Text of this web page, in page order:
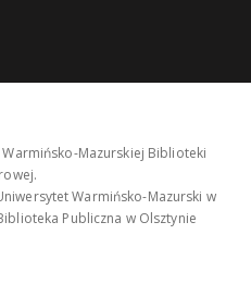
Mazurskiej Biblioteki
Warmińsko-Mazurski w
Publiczna w Olsztynie